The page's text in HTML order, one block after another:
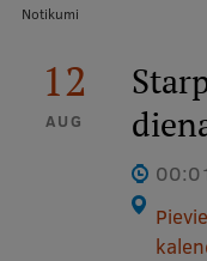
Latviski
Meklēt Mobile
augšējā
izvēlne
Skolēniem
Studentiem
Darbiniekiem
Darba devējiem
Atpakaļceļš
Notikumi
12
AUG